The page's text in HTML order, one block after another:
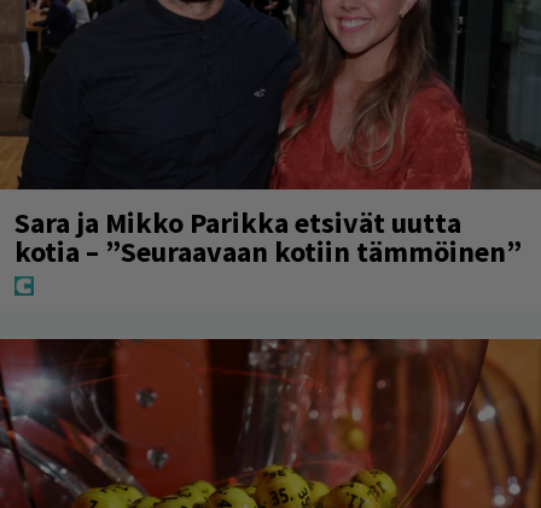
Sara ja Mikko Parikka etsivät uutta
kotia – ”Seuraavaan kotiin tämmöinen”